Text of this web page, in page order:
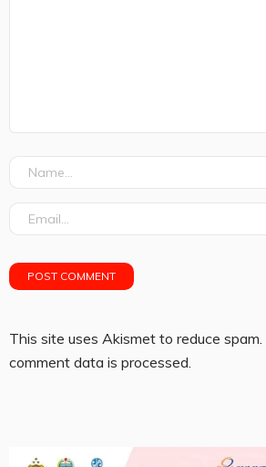
This site uses Akismet to reduce spam.
comment data is processed.